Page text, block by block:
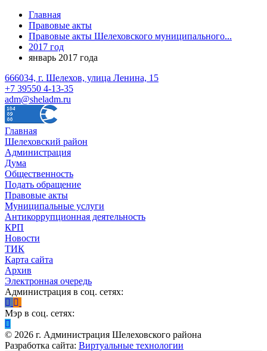
Главная
Правовые акты
Правовые акты Шелеховского муниципального...
2017 год
январь 2017 года
666034, г. Шелехов, улица Ленина, 15
+7 39550 4-13-35
adm@sheladm.ru
Главная
Шелеховский район
Администрация
Дума
Общественность
Подать обращение
Правовые акты
Муниципальные услуги
Антикоррупционная деятельность
КРП
Новости
ТИК
Карта сайта
Архив
Электронная очередь
Администрация в соц. сетях:
Мэр в соц. сетях:
© 2026 г. Администрация Шелеховского района
Разработка сайта: Виртуальные технологии